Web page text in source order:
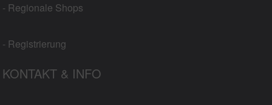
- Regionale Shops
- Registrierung
KONTAKT & INFO